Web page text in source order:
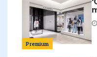
Premium